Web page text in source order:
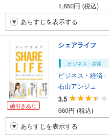
1,650円 (税込)
あらすじを表示する
値引きあり
シェアライフ
ビジネス・実用
ビジネス・経済 /
石山アンジュ
3.5
660円 (税込)
あらすじを表示する